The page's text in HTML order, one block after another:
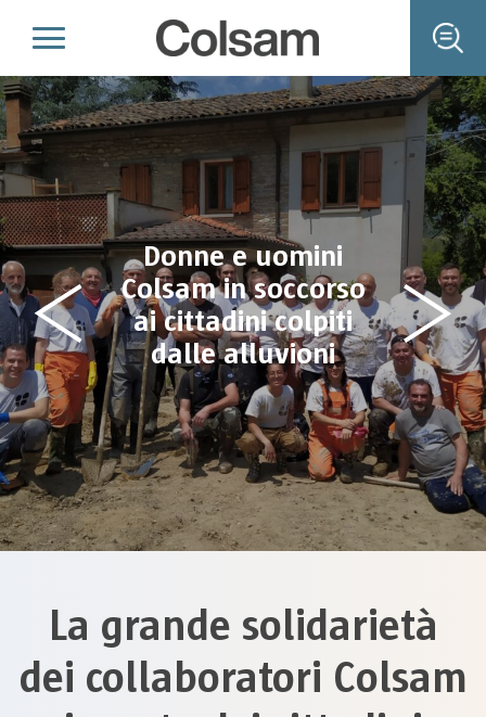
Donne e uomini
Colsam in soccorso
ai cittadini colpiti
dalle alluvioni
La grande solidarietà
dei collaboratori Colsam